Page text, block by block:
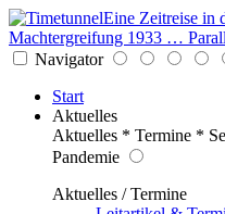
Eine Zeitreise in
Machtergreifung 1933 …
Navigator
Start
Aktuelles
Aktuelles * Termine *
Pandemie
Aktuelles / Termine